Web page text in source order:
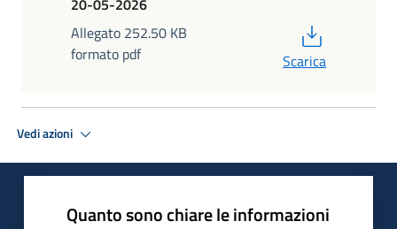
20-05-2026
Allegato 252.50 KB
formato pdf
Scarica
Vedi azioni
Quanto sono chiare le informazioni